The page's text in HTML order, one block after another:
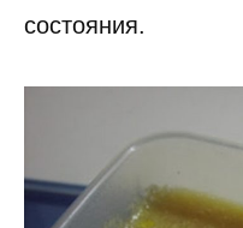
состояния.